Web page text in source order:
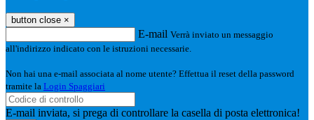
button close ×
E-mail Verrà inviato un messaggio
all'indirizzo indicato con le istruzioni necessarie.
Non hai una e-mail associata al nome utente? Effettua il reset della password
tramite la Login Spaggiari
E-mail inviata, si prega di controllare la casella di posta elettronica!